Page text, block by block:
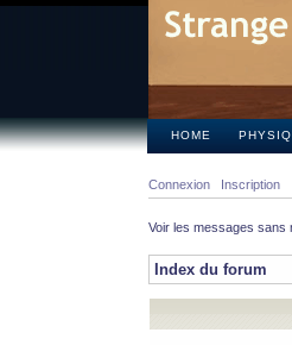
HOME
Connexion Inscription
Voir les messages sans
Index du forum